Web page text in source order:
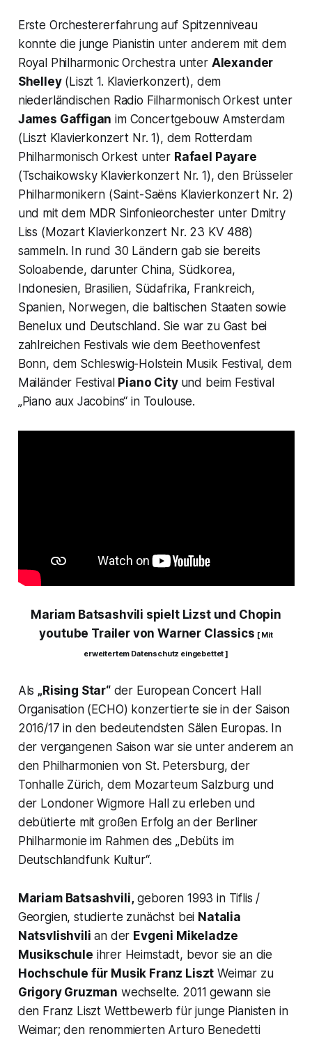
Erste Orchestererfahrung auf Spitzenniveau
konnte die junge Pianistin unter anderem mit dem
Royal Philharmonic Orchestra unter Alexander
Shelley(Liszt 1. Klavierkonzert), dem
niederländischen Radio Filharmonisch Orkest unter
James Gaffigan im Concertgebouw Amsterdam
(Liszt Klavierkonzert Nr. 1), dem Rotterdam
Philharmonisch Orkest unter Rafael Payare
(Tschaikowsky Klavierkonzert Nr. 1), den Brüsseler
Philharmonikern (Saint-Saëns Klavierkonzert Nr. 2)
und mit dem MDR Sinfonieorchester unter Dmitry
Liss (Mozart Klavierkonzert Nr. 23 KV 488)
sammeln. In rund 30 Ländern gab sie bereits
Soloabende, darunter China, Südkorea,
Indonesien, Brasilien, Südafrika, Frankreich,
Spanien, Norwegen, die baltischen Staaten sowie
Benelux und Deutschland. Sie war zu Gast bei
zahlreichen Festivals wie dem Beethovenfest
Bonn, dem Schleswig-Holstein Musik Festival, dem
Mailänder Festival Piano City und beim Festival
„Piano aux Jacobins“ in Toulouse.
Mariam Batsashvili spielt Lizst und Chopin
youtube Trailer von Warner Classics [ Mit
erweitertem Datenschutz eingebettet ]
Als „Rising Star“der European Concert Hall
Organisation (ECHO) konzertierte sie in der Saison
2016/17 in den bedeutendsten Sälen Europas. In
der vergangenen Saison war sie unter anderem an
den Philharmonien von St. Petersburg, der
Tonhalle Zürich, dem Mozarteum Salzburg und
der Londoner Wigmore Hall zu erleben und
debütierte mit großen Erfolg an der Berliner
Philharmonie im Rahmen des „Debüts im
Deutschlandfunk Kultur“.
Mariam Batsashvili,geboren 1993 in Tiflis /
Georgien, studierte zunächst bei Natalia
Natsvlishvili an der Evgeni Mikeladze
Musikschule ihrer Heimstadt, bevor sie an die
Hochschule für Musik Franz Liszt Weimar zu
Grigory Gruzman wechselte. 2011 gewann sie
den Franz Liszt Wettbewerb für junge Pianisten in
Weimar; den renommierten Arturo Benedetti